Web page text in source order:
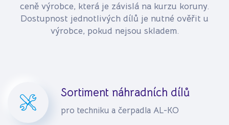
ceně výrobce, která je závislá na kurzu koruny.
Dostupnost jednotlivých dílů je nutné ověřit u
výrobce, pokud nejsou skladem.
Sortiment náhradních dílů
pro techniku a čerpadla AL-KO